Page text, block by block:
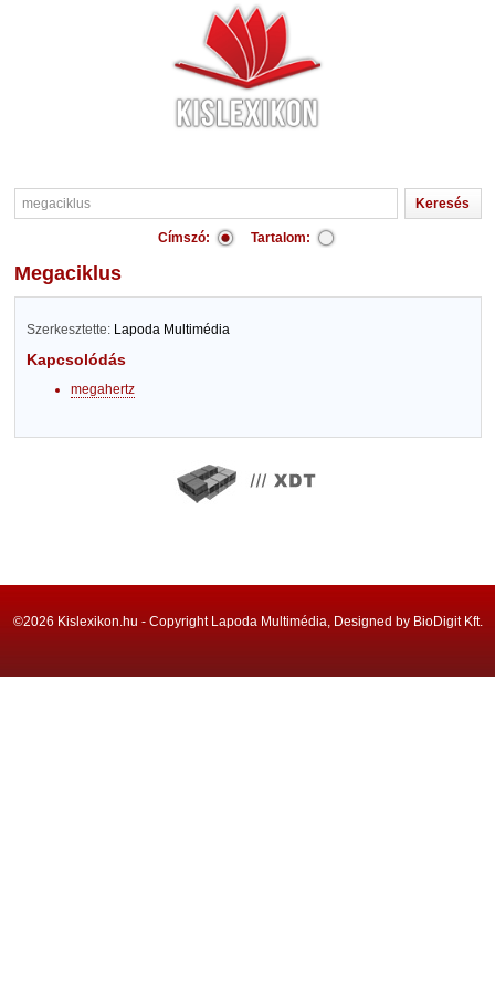
Címszó: Tartalom:
megaciklus
Szerkesztette: Lapoda Multimédia
Kapcsolódás
megahertz
©2026 Kislexikon.hu - Copyright Lapoda Multimédia, Designed by BioDigit Kft.